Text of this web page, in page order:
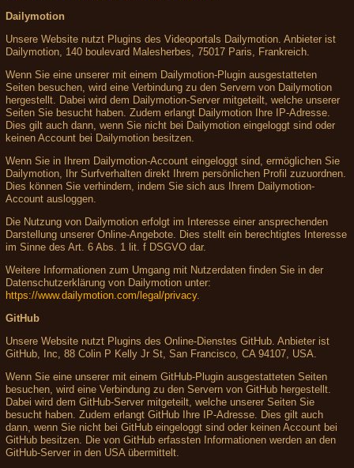
Dailymotion
Unsere Website nutzt Plugins des Videoportals Dailymotion. Anbieter ist
Dailymotion, 140 boulevard Malesherbes, 75017 Paris, Frankreich.
Wenn Sie eine unserer mit einem Dailymotion-Plugin ausgestatteten
Seiten besuchen, wird eine Verbindung zu den Servern von Dailymotion
hergestellt. Dabei wird dem Dailymotion-Server mitgeteilt, welche unserer
Seiten Sie besucht haben. Zudem erlangt Dailymotion Ihre IP-Adresse.
Dies gilt auch dann, wenn Sie nicht bei Dailymotion eingeloggt sind oder
keinen Account bei Dailymotion besitzen.
Wenn Sie in Ihrem Dailymotion-Account eingeloggt sind, ermöglichen Sie
Dailymotion, Ihr Surfverhalten direkt Ihrem persönlichen Profil zuzuordnen.
Dies können Sie verhindern, indem Sie sich aus Ihrem Dailymotion-
Account ausloggen.
Die Nutzung von Dailymotion erfolgt im Interesse einer ansprechenden
Darstellung unserer Online-Angebote. Dies stellt ein berechtigtes Interesse
im Sinne des Art. 6 Abs. 1 lit. f DSGVO dar.
Weitere Informationen zum Umgang mit Nutzerdaten finden Sie in der
Datenschutzerklärung von Dailymotion unter:
https://www.dailymotion.com/legal/privacy.
GitHub
Unsere Website nutzt Plugins des Online-Dienstes GitHub. Anbieter ist
GitHub, Inc, 88 Colin P Kelly Jr St, San Francisco, CA 94107, USA.
Wenn Sie eine unserer mit einem GitHub-Plugin ausgestatteten Seiten
besuchen, wird eine Verbindung zu den Servern von GitHub hergestellt.
Dabei wird dem GitHub-Server mitgeteilt, welche unserer Seiten Sie
besucht haben. Zudem erlangt GitHub Ihre IP-Adresse. Dies gilt auch
dann, wenn Sie nicht bei GitHub eingeloggt sind oder keinen Account bei
GitHub besitzen. Die von GitHub erfassten Informationen werden an den
GitHub-Server in den USA übermittelt.